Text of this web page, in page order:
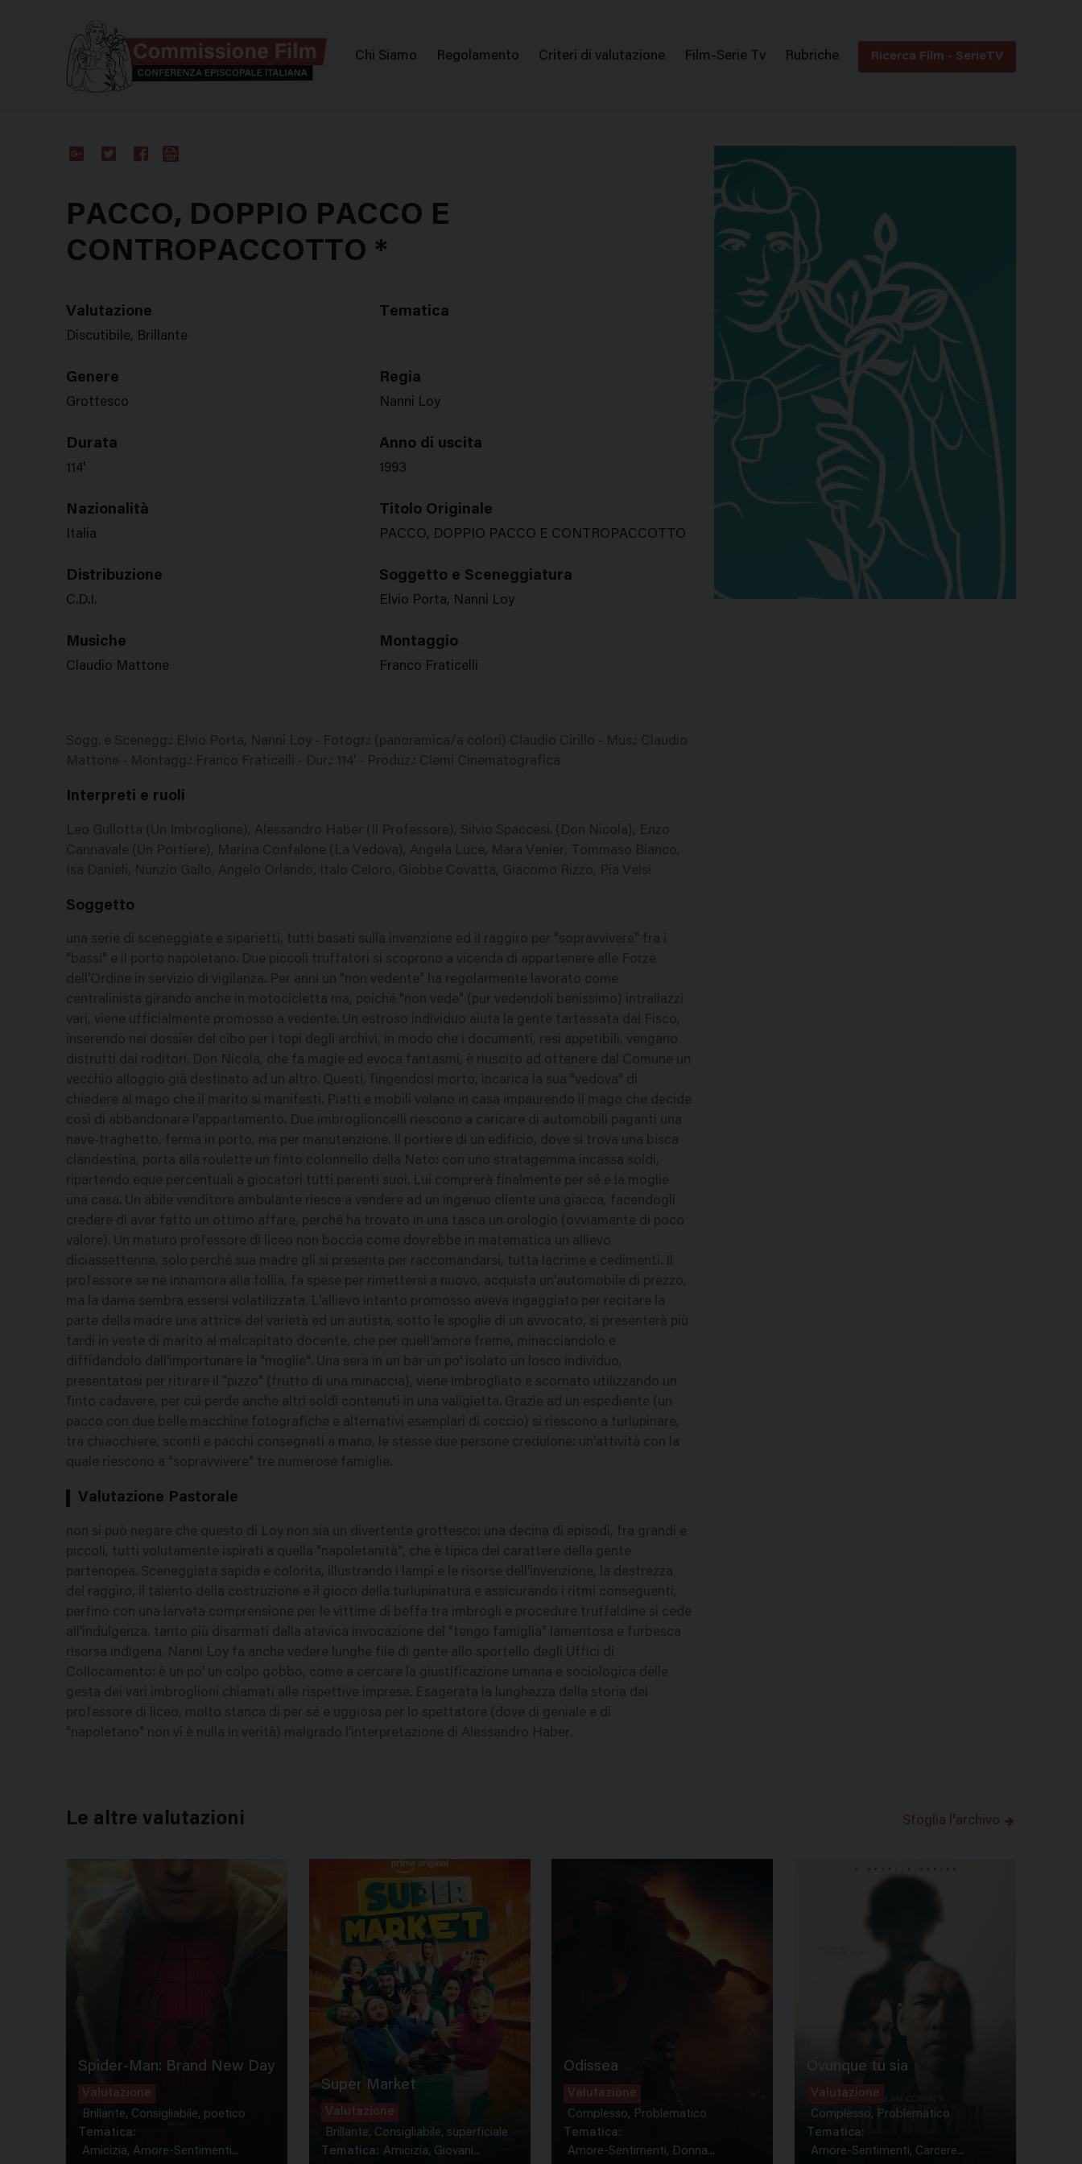
Menu
Chi Siamo Regolamento Criteri di valutazione Film-Serie Tv Rubriche Ricerca Film - SerieTV
PACCO, DOPPIO PACCO E
CONTROPACCOTTO *
Valutazione
Discutibile, Brillante
Tematica
Genere
Grottesco
Regia
Nanni Loy
Durata
114'
Anno di uscita
1993
Nazionalità
Italia
Titolo Originale
PACCO, DOPPIO PACCO E CONTROPACCOTTO
Distribuzione
C.D.I.
Soggetto e Sceneggiatura
Elvio Porta, Nanni Loy
Musiche
Claudio Mattone
Montaggio
Franco Fraticelli
Sogg. e Scenegg.: Elvio Porta, Nanni Loy - Fotogr.: (panoramica/a colori) Claudio Cirillo - Mus.: Claudio
Mattone - Montagg.: Franco Fraticelli - Dur.: 114' - Produz.: Clemi Cinematografica
Interpreti e ruoli
Leo Gullotta (Un Imbroglione), Alessandro Haber (Il Professore), Silvio Spaccesi. (Don Nicola), Enzo
Cannavale (Un Portiere), Marina Confalone (La Vedova), Angela Luce, Mara Venier, Tommaso Bianco,
Isa Danieli, Nunzio Gallo, Angelo Orlando, Italo Celoro, Giobbe Covatta, Giacomo Rizzo, Pia Velsi
Soggetto
una serie di sceneggiate e siparietti, tutti basati sulla invenzione ed il raggiro per "sopravvivere" fra i
"bassi" e il porto napoletano. Due piccoli truffatori si scoprono a vicenda di appartenere alle Forze
dell'Ordine in servizio di vigilanza. Per anni un "non vedente" ha regolarmente lavorato come
centralinista girando anche in motocicletta ma, poiché "non vede" (pur vedendoli benissimo) intrallazzi
vari, viene ufficialmente promosso a vedente. Un estroso individuo aiuta la gente tartassata dal Fisco,
inserendo nei dossier del cibo per i topi degli archivi, in modo che i documenti, resi appetibili, vengano
distrutti dai roditori. Don Nicola, che fa magie ed evoca fantasmi, è riuscito ad ottenere dal Comune un
vecchio alloggio già destinato ad un altro. Questi, fingendosi morto, incarica la sua "vedova" di
chiedere al mago che il marito si manifesti. Piatti e mobili volano in casa impaurendo il mago che decide
così di abbandonare l'appartamento. Due imbroglioncelli riescono a caricare di automobili paganti una
nave-traghetto, ferma in porto, ma per manutenzione. Il portiere di un edificio, dove si trova una bisca
clandestina, porta alla roulette un finto colonnello della Nato: con uno stratagemma incassa soldi,
ripartendo eque percentuali a giocatori tutti parenti suoi. Lui comprerà finalmente per sé e la moglie
una casa. Un abile venditore ambulante riesce a vendere ad un ingenuo cliente una giacca, facendogli
credere di aver fatto un ottimo affare, perché ha trovato in una tasca un orologio (ovviamente di poco
valore). Un maturo professore di liceo non boccia come dovrebbe in matematica un allievo
diciassettenne, solo perché sua madre gli si presenta per raccomandarsi, tutta lacrime e cedimenti. Il
professore se ne innamora alla follia, fa spese per rimettersi a nuovo, acquista un'automobile di prezzo,
ma la dama sembra essersi volatilizzata. L'allievo intanto promosso aveva ingaggiato per recitare la
parte della madre una attrice del varietà ed un autista, sotto le spoglie di un avvocato, si presenterà più
tardi in veste di marito al malcapitato docente, che per quell'amore freme, minacciandolo e
diffidandolo dall'importunare la "moglie". Una sera in un bar un po' isolato un losco individuo,
presentatosi per ritirare il "pizzo" (frutto di una minaccia), viene imbrogliato e scornato utilizzando un
finto cadavere, per cui perde anche altri soldi contenuti in una valigietta. Grazie ad un espediente (un
pacco con due belle macchine fotografiche e alternativi esemplari di coccio) si riescono a turlupinare,
tra chiacchiere, sconti e pacchi consegnati a mano, le stesse due persone credulone: un'attività con la
quale riescono a "sopravvivere" tre numerose famiglie.
Valutazione Pastorale
non si può negare che questo di Loy non sia un divertente grottesco: una decina di episodi, fra grandi e
piccoli, tutti volutamente ispirati a quella "napoletanità", che è tipica del carattere della gente
partenopea. Sceneggiata sapida e colorita, illustrando i lampi e le risorse dell'invenzione, la destrezza
del raggiro, il talento della costruzione e il gioco della turlupinatura e assicurando i ritmi conseguenti,
perfino con una larvata comprensione per le vittime di beffa tra imbrogli e procedure truffaldine si cede
all'indulgenza, tanto più disarmati dalla atavica invocazione del "tengo famiglia" lamentosa e furbesca
risorsa indigena. Nanni Loy fa anche vedere lunghe file di gente allo sportello degli Uffici di
Collocamento: è un po' un colpo gobbo, come a cercare la giustificazione umana e sociologica delle
gesta dei vari imbroglioni chiamati alle rispettive imprese. Esagerata la lunghezza della storia del
professore di liceo, molto stanca di per sé e uggiosa per lo spettatore (dove di geniale e di
"napoletano" non vi è nulla in verità) malgrado l'interpretazione di Alessandro Haber.
Le altre valutazioni Sfoglia l'archivo
Spider-Man: Brand New Day
Valutazione
Brillante, Consigliabile, poetico
Tematica:
Amicizia, Amore-Sentimenti...
Super Market
Valutazione
Brillante, Consigliabile, superficiale
Tematica: Amicizia, Giovani...
Odissea
Valutazione
Complesso, Problematico
Tematica:
Amore-Sentimenti, Donna...
Ovunque tu sia
Valutazione
Complesso, Problematico
Tematica:
Amore-Sentimenti, Carcere...